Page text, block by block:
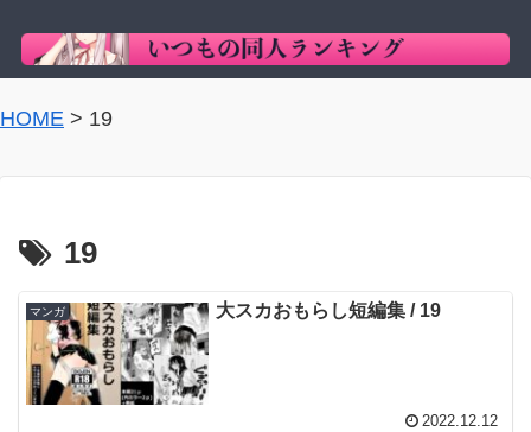
HOME > 19
19
マンガ 大スカおもらし短編集 / 19
2022.12.12